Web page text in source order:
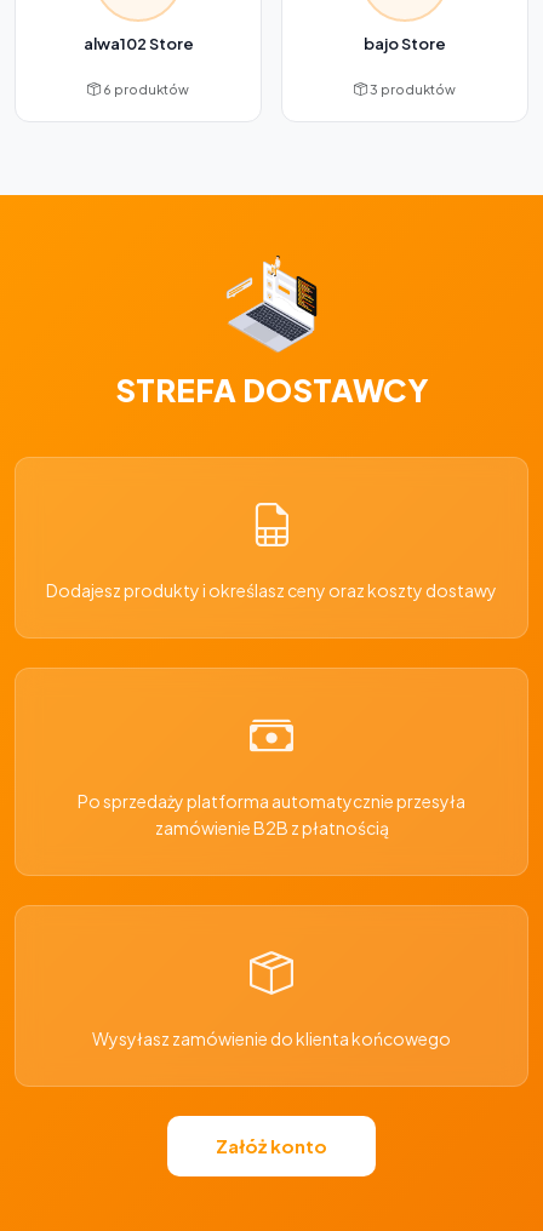
alwa102 Store
6 produktów
bajo Store
3 produktów
STREFA DOSTAWCY
Dodajesz produkty i określasz ceny oraz koszty dostawy
Po sprzedaży platforma automatycznie przesyła
zamówienie B2B z płatnością
Wysyłasz zamówienie do klienta końcowego
Załóż konto